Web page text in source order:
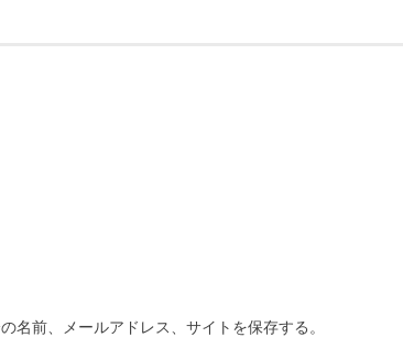
名前、メールアドレス、サイトを保存する。